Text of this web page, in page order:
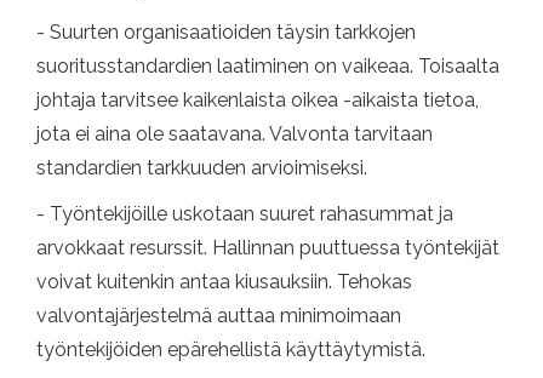
- Suurten organisaatioiden täysin tarkkojen
suoritusstandardien laatiminen on vaikeaa. Toisaalta
johtaja tarvitsee kaikenlaista oikea -aikaista tietoa,
jota ei aina ole saatavana. Valvonta tarvitaan
standardien tarkkuuden arvioimiseksi.
- Työntekijöille uskotaan suuret rahasummat ja
arvokkaat resurssit. Hallinnan puuttuessa työntekijät
voivat kuitenkin antaa kiusauksiin. Tehokas
valvontajärjestelmä auttaa minimoimaan
työntekijöiden epärehellistä käyttäytymistä.